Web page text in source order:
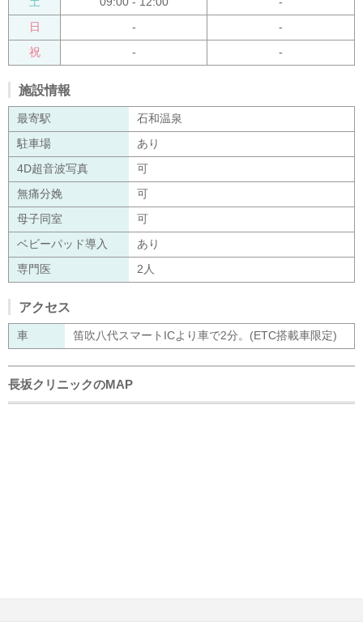
日 - -
祝 - -
施設情報
最寄駅 石和温泉
駐車場 あり
4D超音波写真 可
無痛分娩 可
母子同室 可
ベビーパッド導入 あり
専門医 2人
アクセス
車 笛吹八代スマートICより車で2分。(ETC搭載車限定)
長坂クリニックのMAP